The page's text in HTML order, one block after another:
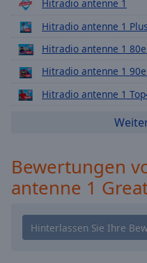
Descriptions
descriptions
off ,
selected
opens
subtitles
dialog
subtitles
Hitradio antenne 1
Hitradio antenne 1 Plus
Hitradio antenne 1
Hitradio antenne 1
Hitradio antenne 1
Hitradio antenne 1
Hitradio antenne 1
Hitradio antenne 1 In
Hitradio antenne 1
Bewertungen
antenne 1